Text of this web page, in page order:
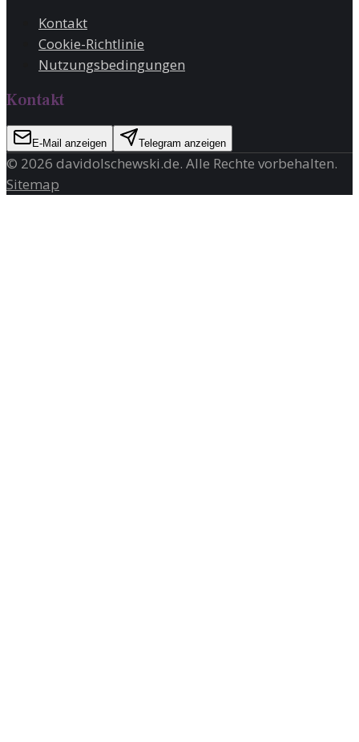
Kontakt
Cookie-Richtlinie
Nutzungsbedingungen
Kontakt
E-Mail anzeigen Telegram anzeigen
© 2026 davidolschewski.de. Alle Rechte vorbehalten.
Sitemap